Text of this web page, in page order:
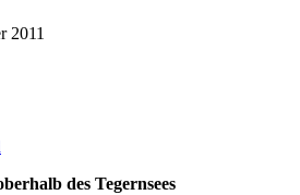
2011
des Tegernsees